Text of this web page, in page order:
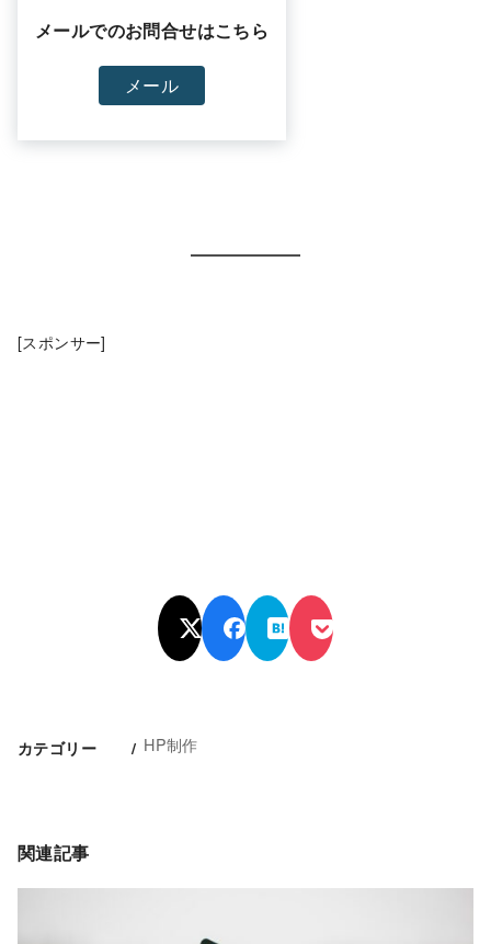
メールでのお問合せはこちら
メール
[スポンサー]
カテゴリー HP制作
関連記事